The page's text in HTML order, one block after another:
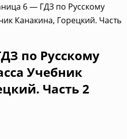
6 — ГДЗ по Русскому
Канакина, Горецкий. Часть
по Русскому
Учебник
Часть 2